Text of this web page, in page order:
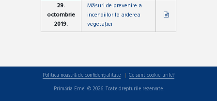
29.
octombrie
2019.
Măsuri de prevenire a
incendiilor la arderea
vegetației
Politica noastră de confidențialitate
Ce sunt cookie-urile?
Primăria Ernei © 2026. Toate drepturile rezervate.